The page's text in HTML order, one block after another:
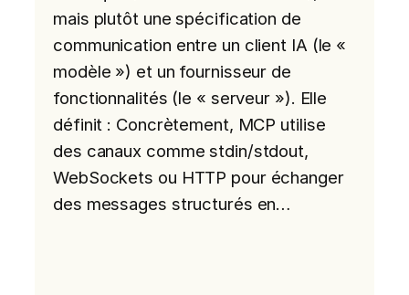
mais plutôt une spécification de
communication entre un client IA (le «
modèle ») et un fournisseur de
fonctionnalités (le « serveur »). Elle
définit : Concrètement, MCP utilise
des canaux comme stdin/stdout,
WebSockets ou HTTP pour échanger
des messages structurés en…